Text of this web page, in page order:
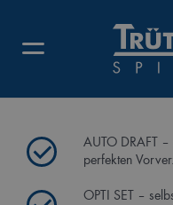
AUTO DRAFT –
perfekten
OPTI SET –